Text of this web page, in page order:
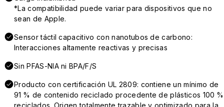
*La compatibilidad puede variar para dispositivos que no
sean de Apple.
Sensor táctil capacitivo con nanotubos de carbono:
Interacciones altamente reactivas y precisas
Sin PFAS-NIA ni BPA/F/S
Producto con certificación UL 2809: contiene un mínimo de
91 % de contenido reciclado procedente de plásticos 100 %
reciclados. Origen totalmente trazable y optimizado para la